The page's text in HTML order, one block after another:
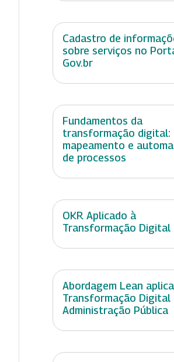
Cadastro de
sobre serviços no
Gov.br
Fundamentos da
transformação digital:
mapeamento e
de processos
OKR Aplicado à
Transformação Digital
Abordagem Lean
Transformação Digital
Administração Pública